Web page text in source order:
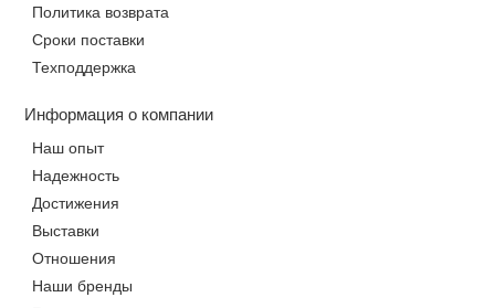
Политика возврата
Сроки поставки
Техподдержка
Информация о компании
Наш опыт
Надежность
Достижения
Выставки
Отношения
Наши бренды